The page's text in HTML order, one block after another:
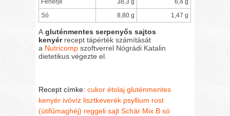
Fehérje
38,3 g
6,4 g
Só
8,80 g 1,47 g
A gluténmentes serpenyős sajtos
kenyérrecept tápérték számítását
a Nutricomp szoftverrel Nógrádi Katalin
dietetikus végezte el.
Recept címke:cukor étolaj gluténmentes
kenyér ivóvíz lisztkeverék psyllium rost
(útifűmaghéj) reggeli sajt Schär Mix B só